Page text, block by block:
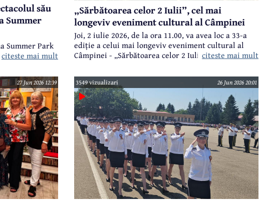
său
Summer
Summer Park
citeste mai mult
„Sărbătoarea celor 2 Iulii”, cel mai
longeviv eveniment cultural al Câmpinei
Joi, 2 iulie 2026, de la ora 11.00, va avea loc a 33-a
ediție a celui mai longeviv eveniment cultural al
Câmpinei - „Sărbătoarea celor 2 Iulii”.citeste mai mult
27 Jun 2026 12:39 3549 vizualizari 26 Jun 2026 20:01